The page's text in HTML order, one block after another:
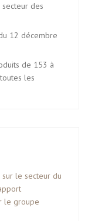
des
12 décembre
de 153 à
les
sur le secteur du
le groupe